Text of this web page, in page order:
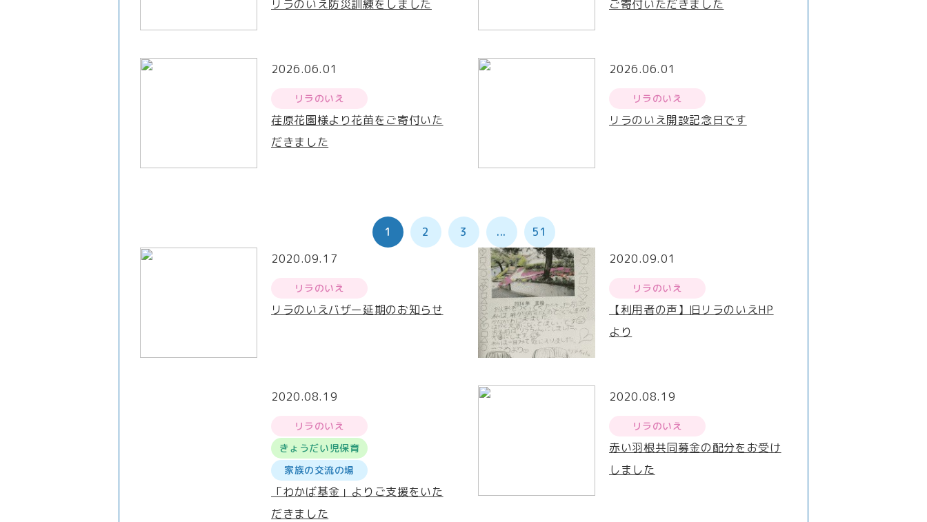
リラのいえ防災訓練をしました
ご寄付いただきました
2026.06.01
リラのいえ
荏原花園様より花苗をご寄付いた
だきました
2026.06.01
リラのいえ
リラのいえ開設記念日です
1 2 3 ...
51
2020.09.17
リラのいえ
リラのいえバザー延期のお知らせ
2020.09.01
リラのいえ
【利用者の声】旧リラのいえHP
より
2020.08.19
リラのいえ
きょうだい児保育
家族の交流の場
「わかば基金」よりご支援をいた
だきました
2020.08.19
リラのいえ
赤い羽根共同募金の配分をお受け
しました